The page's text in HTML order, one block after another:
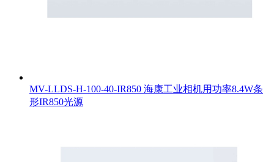
MV-LLDS-H-100-40-IR850 海康工业相机用功率8.4W条
形IR850光源